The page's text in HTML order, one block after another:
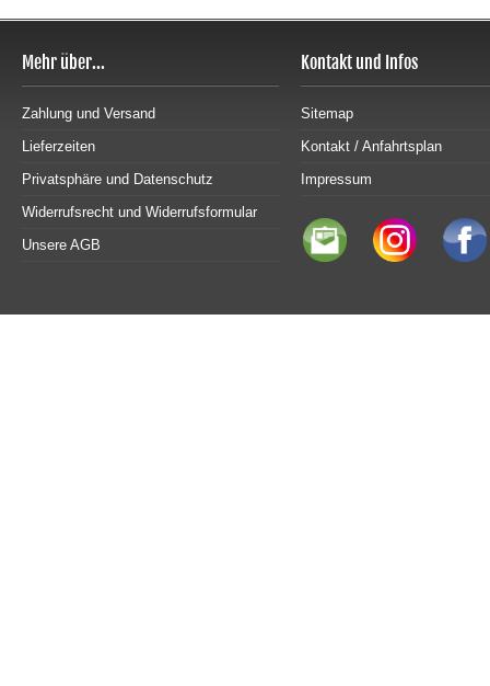
Mehr über...
Zahlung und Versand
Lieferzeiten
Privatsphäre und Datenschutz
Widerrufsrecht und Widerrufsformular
Unsere AGB
Kontakt und Infos
Sitemap
Kontakt / Anfahrtsplan
Impressum